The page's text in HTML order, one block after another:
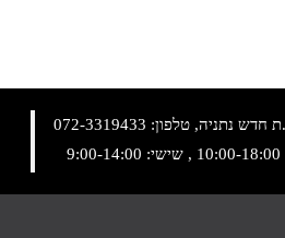
072-3319433